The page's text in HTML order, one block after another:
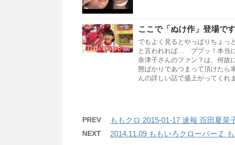
ここで「ぬけ作」登場で
でもよく見るとやっぱりちょっ
と言われれば… ププッ！本当
奈津子さんのファン？は、何故
態ばかりであつまって頂けたら
んの詳しい話で盛上がってくれ
PREV ももクロ 2015-01-17 速報 百田夏菜
NEXT 2014.11.09 ももいろクローバーＺ